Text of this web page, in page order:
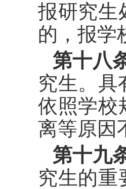
报研究生
的，报学
第十八
究生。具
依照学校
离等原因
第十九
究生的重